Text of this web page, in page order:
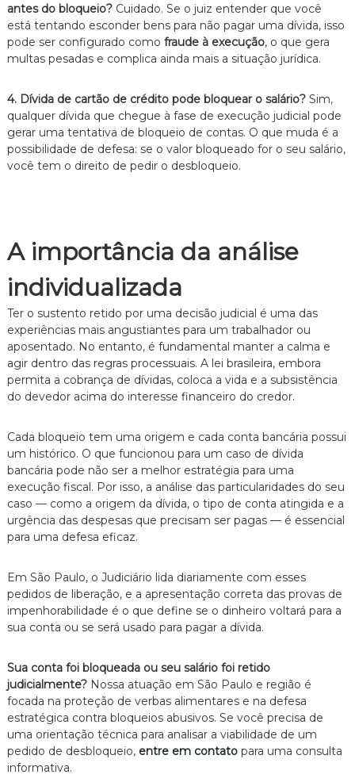
antes do bloqueio?Cuidado. Se o juiz entender que você
está tentando esconder bens para não pagar uma dívida,isso
pode ser configurado como fraude à execução,o que gera
multas pesadas e complica ainda mais a situação jurídica.
4. Dívida de cartão de crédito pode bloquear o salário?Sim,
qualquer dívida que chegue à fase de execução judicial pode
gerar uma tentativa de bloqueio de contas. O que muda é a
possibilidade de defesa: se o valor bloqueado for o seu salário,
você tem o direito de pedir o desbloqueio.
A importância da análise
individualizada
Ter o sustento retido por uma decisão judicial é uma das
experiências mais angustiantes para um trabalhador ou
aposentado. No entanto,é fundamental manter a calma e
agir dentro das regras processuais. A lei brasileira,embora
permita a cobrança de dívidas,coloca a vida e a subsistência
do devedor acima do interesse financeiro do credor.
Cada bloqueio tem uma origem e cada conta bancária possui
um histórico. O que funcionou para um caso de dívida
bancária pode não ser a melhor estratégia para uma
execução fiscal. Por isso,a análise das particularidades do seu
caso — como a origem da dívida,o tipo de conta atingida e a
urgência das despesas que precisam ser pagas — é essencial
para uma defesa eficaz.
Em São Paulo,o Judiciário lida diariamente com esses
pedidos de liberação,e a apresentação correta das provas de
impenhorabilidade é o que define se o dinheiro voltará para a
sua conta ou se será usado para pagar a dívida.
Sua conta foi bloqueada ou seu salário foi retido
judicialmente?Nossa atuação em São Paulo e região é
focada na proteção de verbas alimentares e na defesa
estratégica contra bloqueios abusivos. Se você precisa de
uma orientação técnica para analisar a viabilidade de um
pedido de desbloqueio,entre em contatopara uma consulta
informativa.